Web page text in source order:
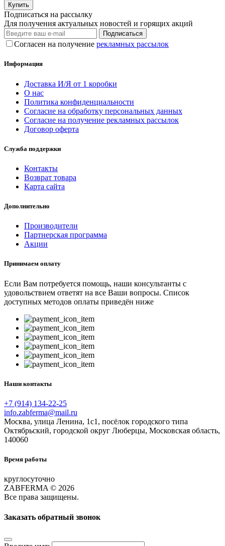
Купить
Подписаться на рассылку
Для получения актуальных новостей и горящих акций
Подписаться
Согласен на получение рекламных рассылок
Информация
Доставка И/Я от 1 коробки
О нас
Политика конфиденциальности
Согласие на обработку персональных данных
Согласие на получение рекламных рассылок
Договор оферта
Служба поддержки
Контакты
Возврат товара
Карта сайта
Дополнительно
Производители
Партнерская программа
Акции
Принимаем оплату
Если Вам потребуется помощь, наши консультанты с
удовольствием ответят на все Ваши вопросы. Список
доступных методов оплаты приведён ниже
Наши контакты
+7 (914) 134-22-25
info.zabferma@mail.ru
Москва, улица Ленина, 1с1, посёлок городского типа
Октябрьский, городской округ Люберцы, Московская область,
140060
Время работы
круглосуточно
ZABFERMA © 2026
Все права защищены.
Заказать обратный звонок